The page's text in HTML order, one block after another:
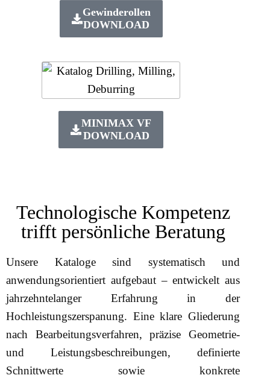
Gewinderollen
DOWNLOAD
MINIMAX VF
DOWNLOAD
Technologische Kompetenz
trifft persönliche Beratung
Unsere Kataloge sind systematisch und
anwendungsorientiert aufgebaut – entwickelt aus
jahrzehntelanger Erfahrung in der
Hochleistungszerspanung. Eine klare Gliederung
nach Bearbeitungsverfahren, präzise Geometrie-
und Leistungsbeschreibungen, definierte
Schnittwerte sowie konkrete